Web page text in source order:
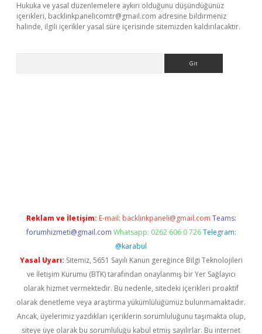
Hukuka ve yasal düzenlemelere aykırı olduğunu düşündüğünüz
içerikleri, backlinkpanelicomtr@gmail.com adresine bildirmeniz
halinde, ilgili içerikler yasal süre içerisinde sitemizden kaldırılacaktır.
Reklam ve İletişim: E-mail: backlinkpaneli@gmail.com Teams:
forumhizmeti@gmail.com Whatsapp: 0262 606 0 726 Telegram:
@karabul
Yasal Uyarı: Sitemiz, 5651 Sayılı Kanun gereğince Bilgi Teknolojileri
ve İletişim Kurumu (BTK) tarafından onaylanmış bir Yer Sağlayıcı
olarak hizmet vermektedir. Bu nedenle, sitedeki içerikleri proaktif
olarak denetleme veya araştırma yükümlülüğümüz bulunmamaktadır.
Ancak, üyelerimiz yazdıkları içeriklerin sorumluluğunu taşımakta olup,
siteye üye olarak bu sorumluluğu kabul etmiş sayılırlar. Bu internet